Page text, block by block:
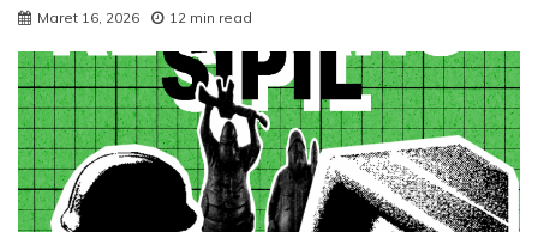
Maret 16, 2026 12 min read